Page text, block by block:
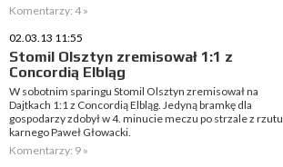
Komentarzy: 4 »
02.03.13 11:55
Stomil Olsztyn zremisował 1:1 z
Concordią Elbląg
W sobotnim sparingu Stomil Olsztyn zremisował na
Dajtkach 1:1 z Concordią Elbląg. Jedyną bramkę dla
gospodarzy zdobył w 4. minucie meczu po strzale z rzutu
karnego Paweł Głowacki.
Komentarzy: 9 »